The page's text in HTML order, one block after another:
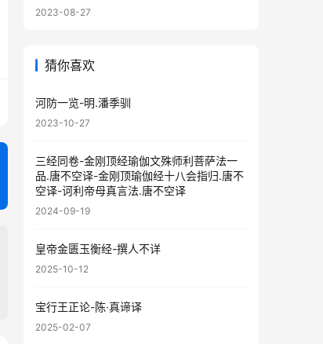
2023-08-27
猜你喜欢
河防一览-明.潘季驯
2023-10-27
三经同卷-金刚顶经瑜伽文殊师利菩萨法一
品.唐不空译-金刚顶瑜伽经十八会指归.唐不
空译-诃利帝母真言法.唐不空译
2024-09-19
皇帝金匮玉衡经-撰人不详
2025-10-12
宝行王正论-陈·真谛译
2025-02-07